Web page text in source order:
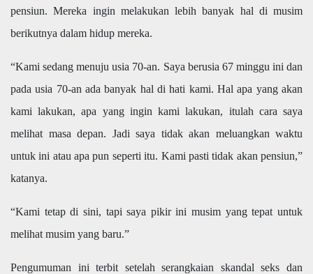
pensiun. Mereka ingin melakukan lebih banyak hal di musim
berikutnya dalam hidup mereka.
“Kami sedang menuju usia 70-an. Saya berusia 67 minggu ini dan
pada usia 70-an ada banyak hal di hati kami. Hal apa yang akan
kami lakukan, apa yang ingin kami lakukan, itulah cara saya
melihat masa depan. Jadi saya tidak akan meluangkan waktu
untuk ini atau apa pun seperti itu. Kami pasti tidak akan pensiun,”
katanya.
“Kami tetap di sini, tapi saya pikir ini musim yang tepat untuk
melihat musim yang baru.”
Pengumuman ini terbit setelah serangkaian skandal seks dan